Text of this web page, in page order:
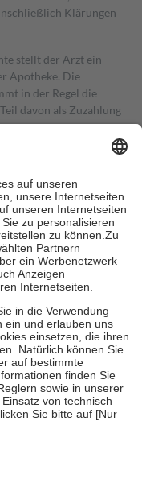
Klärungen
stellt der Arzt ein
Apotheke. Die
in der Regel die
davon als Zuzahlung
in Höhe von zehn
als die tatsächlichen
Online-Apotheken.
beträgt die
zehn Euro je
eigene Gesundheit zu
zu unterstützen,
18. Lebensjahr
die von der
echte Bewertungen